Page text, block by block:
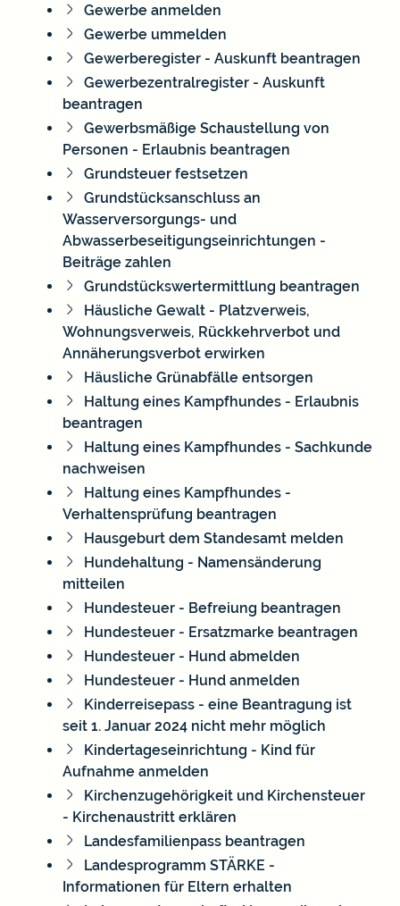
Gewerbe anmelden
Gewerbe ummelden
Gewerberegister - Auskunft beantragen
Gewerbezentralregister - Auskunft
beantragen
Gewerbsmäßige Schaustellung von
Personen - Erlaubnis beantragen
Grundsteuer festsetzen
Grundstücksanschluss an
Wasserversorgungs- und
Abwasserbeseitigungseinrichtungen -
Beiträge zahlen
Grundstückswertermittlung beantragen
Häusliche Gewalt - Platzverweis,
Wohnungsverweis, Rückkehrverbot und
Annäherungsverbot erwirken
Häusliche Grünabfälle entsorgen
Haltung eines Kampfhundes - Erlaubnis
beantragen
Haltung eines Kampfhundes - Sachkunde
nachweisen
Haltung eines Kampfhundes -
Verhaltensprüfung beantragen
Hausgeburt dem Standesamt melden
Hundehaltung - Namensänderung
mitteilen
Hundesteuer - Befreiung beantragen
Hundesteuer - Ersatzmarke beantragen
Hundesteuer - Hund abmelden
Hundesteuer - Hund anmelden
Kinderreisepass - eine Beantragung ist
seit 1. Januar 2024 nicht mehr möglich
Kindertageseinrichtung - Kind für
Aufnahme anmelden
Kirchenzugehörigkeit und Kirchensteuer
- Kirchenaustritt erklären
Landesfamilienpass beantragen
Landesprogramm STÄRKE -
Informationen für Eltern erhalten